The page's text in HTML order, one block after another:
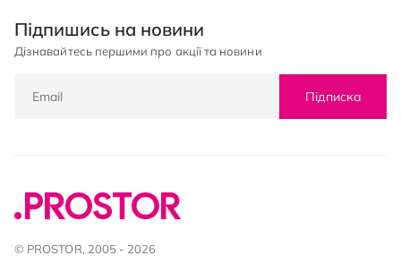
Підпишись на новини
Дізнавайтесь першими про акції та новини
Підписка
© PROSTOR, 2005 - 2026